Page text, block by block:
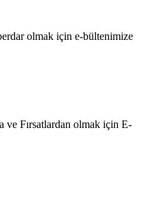
olmak için e-bültenimize
Fırsatlardan olmak için E-